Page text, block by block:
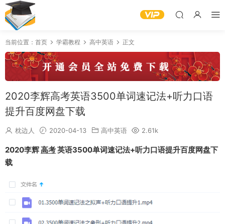
当前位置： 首页 学霸教程 高中英语 正文
2020李辉高考英语3500单词速记法+听力口语
提升百度网盘下载
枕边人 2020-04-13 高中英语 2.61k
2020李辉高考英语3500单词速记法+听力口语提升百度网盘下
载